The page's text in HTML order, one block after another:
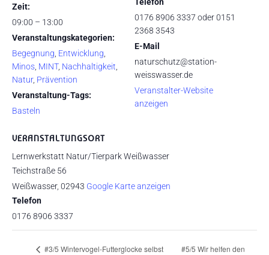
Zeit:
09:00 – 13:00
Veranstaltungskategorien:
Begegnung Entwicklung
Minos MINT, Nachhaltigkeit
Natur, Prävention
Veranstaltung-Tags:
Basteln
VERANSTALTUNGSORT
Lernwerkstatt Natur/Tierpark Weißwasser
Teichstraße 56
Weißwasser, 02943 Google Karte anzeigen
Telefon
0176 8906 3337
0176 8906 3337 oder 0151
2368 3543
E-Mail
naturschutz@station-
weisswasser.de
Veranstalter-Website
anzeigen
#3/5 Wintervogel-Futterglocke selbst
#5/5 Wir helfen den